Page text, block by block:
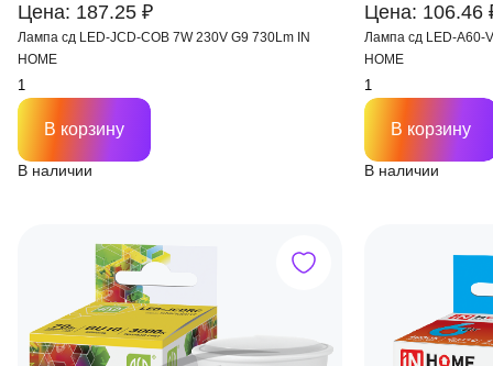
Цена: 187.25 ₽
Лампа сд LED-JCD-COB 7W 230V G9 730Lm IN
HOME
В наличии
В корзину
Цена: 106.46
Лампа сд LED-A60-
HOME
В наличии
В корзину